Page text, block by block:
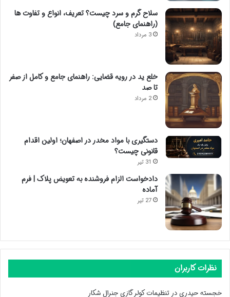
سلاح گرم و سرد چیست؟ تعریف، انواع و تفاوت ها
(راهنمای جامع)
3 مرداد
خلع ید در رویه قضایی: راهنمای جامع و کامل از صفر
تا صد
2 مرداد
دستگیری با مواد مخدر در اصفهان؛ اولین اقدام
قانونی چیست؟
31 تیر
دادخواست الزام فروشنده به تعویض پلاک | فرم
آماده
27 تیر
نظرات کاربران
خجسته حیدریدر تنظیمات کولر گازی جنرال شکار